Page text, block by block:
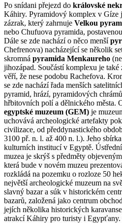
Po snídani přejezd do královské
Káhiry. Pyramidový komplex v Gíze
zázrak, který zahrnuje Velkou
nebo Chufuova pyramida,
Dále se zde nachází o něco menší
Chefrenova) nacházející se několik
skromná pyramida Menkaureho
jihozápad. Součástí komplexu je také
věří, že nese podobu Rachefova.
se zde nachází řada menších
pyramid, hrází, pyramidových
hřbitovních polí a dělnického města.
egyptské muzeum (GEM) je
uchovává archeologické artefakty
civilizace, od předdynastického
3100 př. n. l. až 400 n. l.). Jeho
kulturních institucí v Egyptě.
muzea je skrýš s předměty
která bude v novém muzeu
rozkládá na pozemku o rozloze 50
největší archeologické muzeum na
slavný bazar a súk v historickém
bazarů, založená jako centrum
jejích několika historických
atrakcí Káhiry pro turisty i Egypťany.